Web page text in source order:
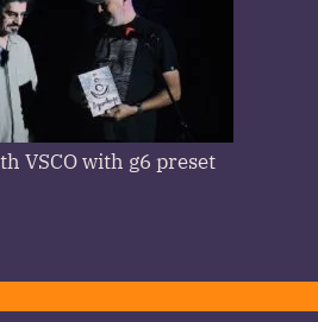
VSCO with g6 preset